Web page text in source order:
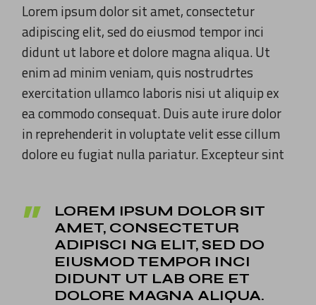
Lorem ipsum dolor sit amet, consectetur
adipiscing elit, sed do eiusmod tempor inci
didunt ut labore et dolore magna aliqua. Ut
enim ad minim veniam, quis nostrudrtes
exercitation ullamco laboris nisi ut aliquip ex
ea commodo consequat. Duis aute irure dolor
in reprehenderit in voluptate velit esse cillum
dolore eu fugiat nulla pariatur. Excepteur sint
LOREM IPSUM DOLOR SIT
AMET, CONSECTETUR
ADIPISCI NG ELIT, SED DO
EIUSMOD TEMPOR INCI
DIDUNT UT LAB ORE ET
DOLORE MAGNA ALIQUA.